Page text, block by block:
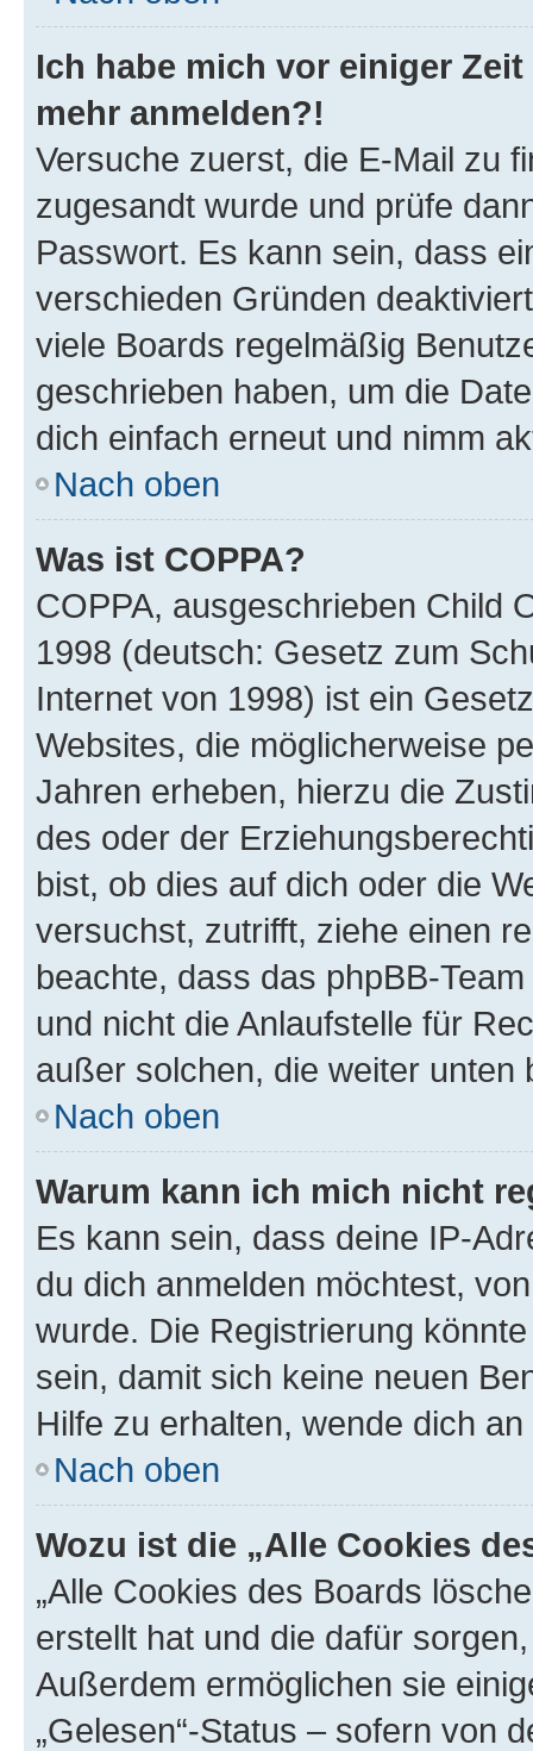
Ich habe mich vor einiger
mehr anmelden?!
Versuche zuerst, die E-Mail zu
zugesandt wurde und prüfe
Passwort. Es kann sein, dass
verschieden Gründen
viele Boards regelmäßig
geschrieben haben, um die
dich einfach erneut und nimm
Nach oben
Was ist COPPA?
COPPA, ausgeschrieben Child
1998 (deutsch: Gesetz zum
Internet von 1998) ist ein
Websites, die möglicherweise
Jahren erheben, hierzu die
des oder der
bist, ob dies auf dich oder die
versuchst, zutrifft, ziehe einen
beachte, dass das phpBB-
und nicht die Anlaufstelle für
außer solchen, die weiter unten
Nach oben
Warum kann ich mich nicht
Es kann sein, dass deine IP-
du dich anmelden möchtest,
wurde. Die Registrierung
sein, damit sich keine neuen
Hilfe zu erhalten, wende dich
Nach oben
Wozu ist die „Alle Cookies
„Alle Cookies des Boards
erstellt hat und die dafür
Außerdem ermöglichen sie
„Gelesen“-Status – sofern von